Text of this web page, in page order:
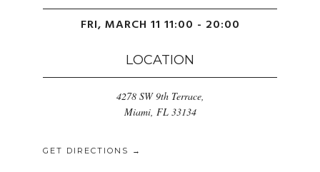
FRI, MARCH 11 11:00 - 20:00
LOCATION
4278 SW 9th Terrace,
Miami, FL 33134
GET DIRECTIONS →